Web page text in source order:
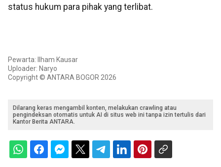
status hukum para pihak yang terlibat.
Pewarta: Ilham Kausar
Uploader: Naryo
Copyright © ANTARA BOGOR 2026
Dilarang keras mengambil konten, melakukan crawling atau
pengindeksan otomatis untuk AI di situs web ini tanpa izin tertulis dari
Kantor Berita ANTARA.